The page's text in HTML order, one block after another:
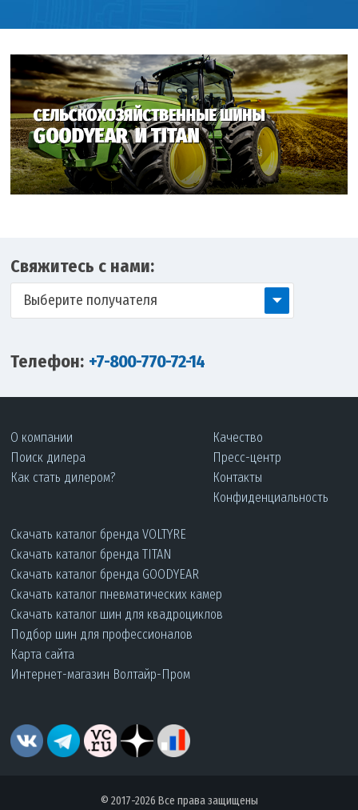
Свяжитесь с нами:
Выберите получателя
Телефон: +7-800-770-72-14
О компании
Поиск дилера
Как стать дилером?
Качество
Пресс-центр
Контакты
Конфиденциальность
Скачать каталог бренда VOLTYRE
Скачать каталог бренда TITAN
Скачать каталог бренда GOODYEAR
Скачать каталог пневматических камер
Скачать каталог шин для квадроциклов
Подбор шин для профессионалов
Карта сайта
Интернет-магазин Волтайр-Пром
© 2017-2026 Все права защищены